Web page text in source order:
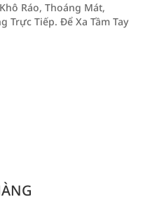
Ráo, Thoáng Mát,
Trực Tiếp. Để Xa Tầm Tay